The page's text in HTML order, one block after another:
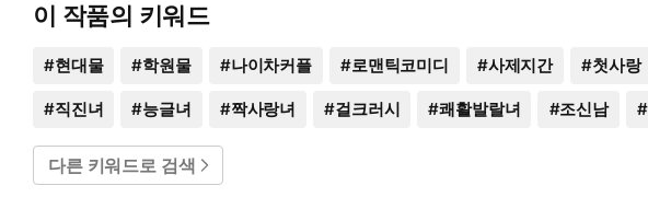
이 작품의 키워드
#현대물 #학원물 #나이차커플 #로맨틱코미디 #사제지간 #첫사랑
#직진녀 #능글녀 #짝사랑녀 #걸크러시 #쾌활발랄녀 #조신남 #
다른 키워드로 검색